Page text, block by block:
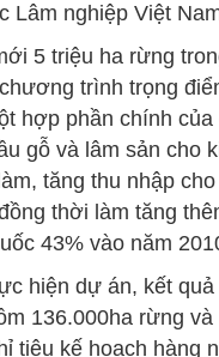
Lâm nghiệp Việt
5 triệu ha rừng
trình trọng
hợp phần chính
gỗ và lâm sản cho
tăng thu nhập
thời làm tăng
43% vào năm
hiện dự án, kết
136.000ha rừng
tiêu kế hoạch hàng